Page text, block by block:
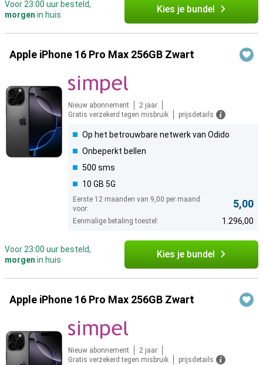
Voor 23:00 uur besteld,
morgen in huis Kies je bundel
Apple iPhone 16 Pro Max 256GB Zwart
Nieuw abonnement
2 jaar
Gratis verzekerd tegen misbruik
prijsdetails
Op het betrouwbare netwerk van Odido
Onbeperkt bellen
500 sms
10 GB 5G
Eerste 12 maanden van 9,00 per maand
voor:
5,00
Eenmalige betaling toestel: 1.296,00
Voor 23:00 uur besteld,
morgen in huis Kies je bundel
Apple iPhone 16 Pro Max 256GB Zwart
Nieuw abonnement
2 jaar
Gratis verzekerd tegen misbruik
prijsdetails